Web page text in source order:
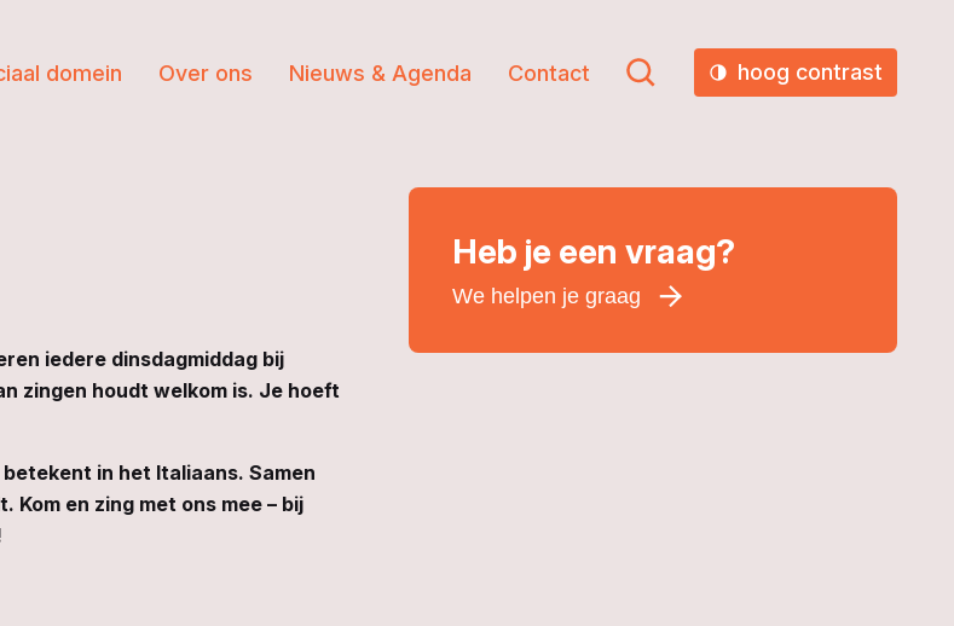
domein Over ons Nieuws & Agenda Contact hoog contrast
iedere dinsdagmiddag bij
zingen houdt welkom is. Je hoeft
betekent in het Italiaans. Samen
en zing met ons mee – bij
Heb je een vraag?
We helpen je graag